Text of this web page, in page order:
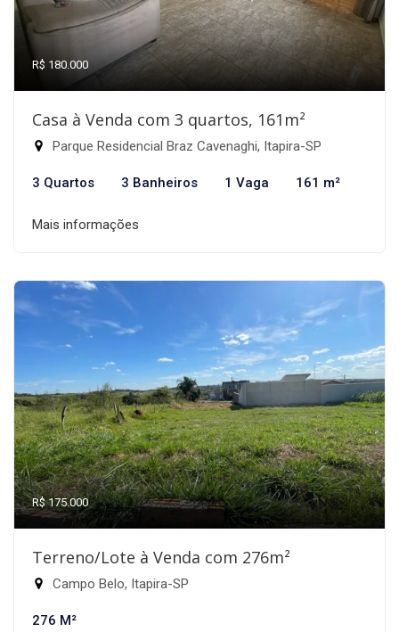
R$ 180.000
Casa à Venda com 3 quartos, 161m²
Parque Residencial Braz Cavenaghi, Itapira-SP
3 Quartos 3 Banheiros 1 Vaga 161 m²
Mais informações
R$ 175.000
Terreno/Lote à Venda com 276m²
Campo Belo, Itapira-SP
276 M²